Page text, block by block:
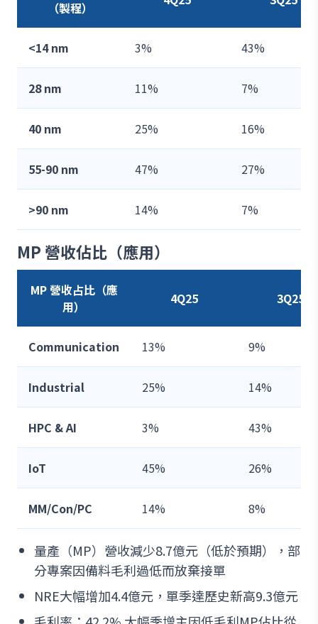
（製程）
<14 nm 3% 43%
28 nm 11% 7%
40 nm 25% 16%
55-90 nm 47% 27%
>90 nm 14% 7%
MP 營收佔比（應用）
MP 營收占比（應
用）
4Q25 3Q25
Communication 13% 9%
Industrial 25% 14%
HPC & AI 3% 43%
IoT 45% 26%
MM/Con/PC 14% 8%
量產（MP）營收減少8.7億元（低於預期），部
分專案因備料毛利過低而放棄接單
NRE大幅增加4.4億元，單季達歷史新高9.3億元